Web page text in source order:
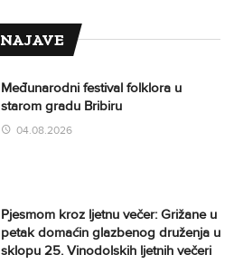
NAJAVE
Međunarodni festival folklora u
starom gradu Bribiru
04.08.2026
Pjesmom kroz ljetnu večer: Grižane u
petak domaćin glazbenog druženja u
sklopu 25. Vinodolskih ljetnih večeri